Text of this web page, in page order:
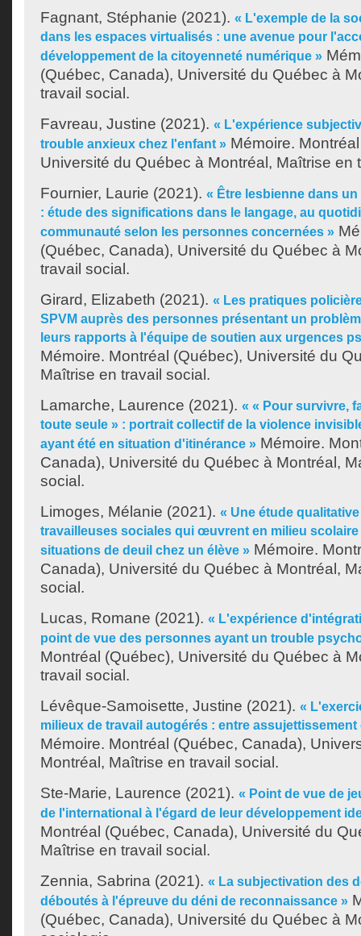
Fagnant, Stéphanie (2021). « L'exemple de la
dans les espaces virtualisés : une avenue pour
développement de la citoyenneté numérique »
(Québec, Canada), Université du Québec à
travail social.
Favreau, Justine (2021). « L'expérience
trouble anxieux chez l'enfant » Mémoire.
Université du Québec à Montréal, Maîtrise en
Fournier, Laurie (2021). « Être lesbienne dans
: étude des significations dans le langage, au
communauté selon les personnes concernées »
(Québec, Canada), Université du Québec à
travail social.
Girard, Elizabeth (2021). « Les pratiques
SPVM auprès des personnes présentant un
leurs rapports à l'équipe de soutien aux urgences
Mémoire. Montréal (Québec), Université du
Maîtrise en travail social.
Lamarche, Laurence (2021). « « Pour survivre,
toute seule » : portrait collectif de la violence
ayant été en situation d'itinérance » Mémoire.
Canada), Université du Québec à Montréal,
social.
Limoges, Mélanie (2021). « Une étude
travailleuses sociales qui œuvrent en milieu
situations de deuil chez un élève » Mémoire.
Canada), Université du Québec à Montréal,
social.
Lucas, Romane (2021). « L'expérience
point de vue des personnes ayant un trouble
Montréal (Québec), Université du Québec à
travail social.
Lévêque-Samoisette, Justine (2021). «
milieux de travail autogérés : entre
Mémoire. Montréal (Québec, Canada),
Montréal, Maîtrise en travail social.
Ste-Marie, Laurence (2021). « Point de vue de
de l'international à l'égard de leur développement
Montréal (Québec, Canada), Université du
Maîtrise en travail social.
Zennia, Sabrina (2021). « La subjectivation des
déboutés à l'épreuve du déni de reconnaissance »
(Québec, Canada), Université du Québec à